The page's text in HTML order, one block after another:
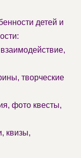
детей и
творческие
фото квесты,
квизы,